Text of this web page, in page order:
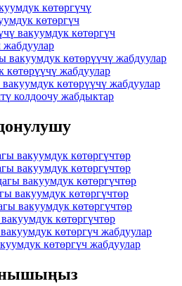
көтөргүчү
көтөргүч
вакуумдук көтөргүч
жабдуулар
вакуумдук көтөрүүчү жабдуулар
жабдуулар
көтөрүүчү жабдуулар
колдоочу жабдыктар
вакуумдук көтөргүчтөр
вакуумдук көтөргүчтөр
вакуумдук көтөргүчтөр
вакуумдук көтөргүчтөр
вакуумдук көтөргүчтөр
көтөргүчтөр
көтөргүч жабдуулар
көтөргүч жабдуулар